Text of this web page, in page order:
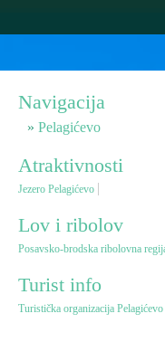
Planinski turizam
Banjski turizam
Vjerski turizam
Avantura
Navigacija
Pelagićevo
Atraktivnosti
Jezero Pelagićevo
Lov i ribolov
Posavsko-brodska ribolovna
Turist info
Turistička organizacija Pelagićevo